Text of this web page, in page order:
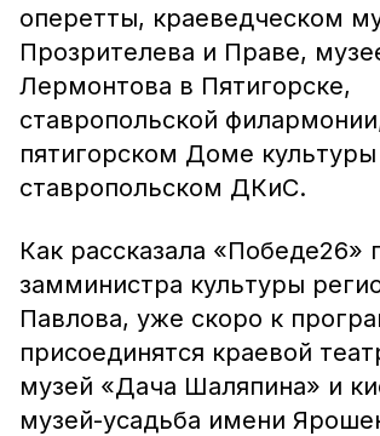
оперетты, краеведческом
Прозрителева и Праве,
Лермонтова в Пятигорске,
ставропольской
пятигорском Доме
ставропольском ДКиС.
Как рассказала «Победе26»
замминистра культуры
Павлова, уже скоро к
присоединятся краевой
музей «Дача Шаляпина» и
музей-усадьба имени